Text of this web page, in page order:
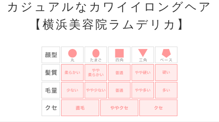
カジュアルなカワイイロングヘア
【横浜美容院ラムデリカ】